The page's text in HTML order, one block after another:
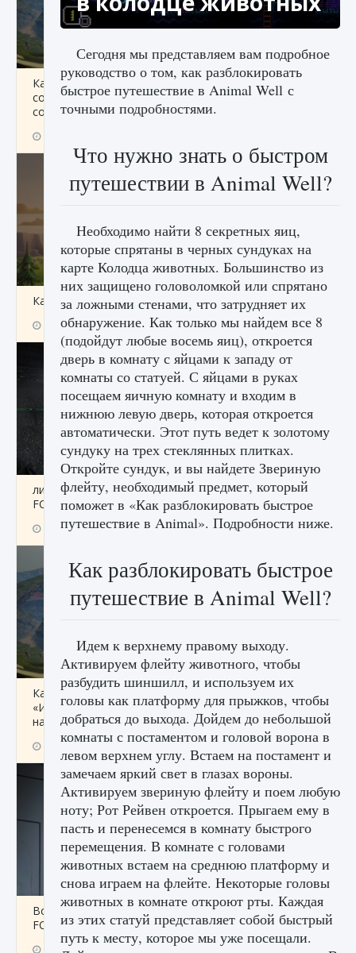
Как исправить ошибку Palworld «Идет
сохранение мира — Невозможно начать
сохранение данных мира»
Как заработать медали лиги Clash of Clans
9 августа 2024 2 599 0 1
лицензии, лиги, команды и стадионы в EA
FC 25
9 августа 2024 2 395 0 2
Как исправить ошибку Palworld EPalworld
«Идет сохранение мира — Невозможно
начать сохранение данных мира»
9 августа 2024 2 711 0 0
Все новые функции в режиме карьеры EA
FC 25
9 августа 2024
Сегодня мы представляем вам подробное
руководство о том, как разблокировать
быстрое путешествие в Animal Well с
точными подробностями.
Что нужно знать о быстром
путешествии в Animal Well?
Необходимо найти 8 секретных яиц,
которые спрятаны в черных сундуках на
карте Колодца животных. Большинство из
них защищено головоломкой или спрятано
за ложными стенами, что затрудняет их
обнаружение. Как только мы найдем все 8
(подойдут любые восемь яиц), откроется
дверь в комнату с яйцами к западу от
комнаты со статуей. С яйцами в руках
посещаем яичную комнату и входим в
нижнюю левую дверь, которая откроется
автоматически. Этот путь ведет к золотому
сундуку на трех стеклянных плитках.
Откройте сундук, и вы найдете Звериную
флейту, необходимый предмет, который
поможет в «Как разблокировать быстрое
путешествие в Animal». Подробности ниже.
Как разблокировать быстрое
путешествие в Animal Well?
Идем к верхнему правому выходу.
Активируем флейту животного, чтобы
разбудить шиншилл, и используем их
головы как платформу для прыжков, чтобы
добраться до выхода. Дойдем до небольшой
комнаты с постаментом и головой ворона в
левом верхнем углу. Встаем на постамент и
замечаем яркий свет в глазах вороны.
Активируем звериную флейту и поем любую
ноту; Рот Рейвен откроется. Прыгаем ему в
пасть и перенесемся в комнату быстрого
перемещения. В комнате с головами
животных встаем на среднюю платформу и
снова играем на флейте. Некоторые головы
животных в комнате откроют рты. Каждая
из этих статуй представляет собой быстрый
путь к месту, которое мы уже посещали.